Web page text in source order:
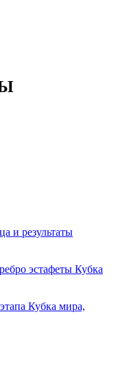
и результаты
эстафеты Кубка
Кубка мира,